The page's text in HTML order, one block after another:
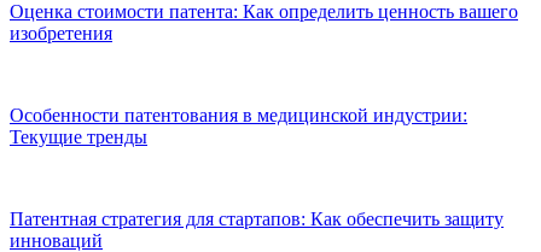
Оценка стоимости патента: Как определить ценность вашего
изобретения
Особенности патентования в медицинской индустрии:
Текущие тренды
Патентная стратегия для стартапов: Как обеспечить защиту
инноваций